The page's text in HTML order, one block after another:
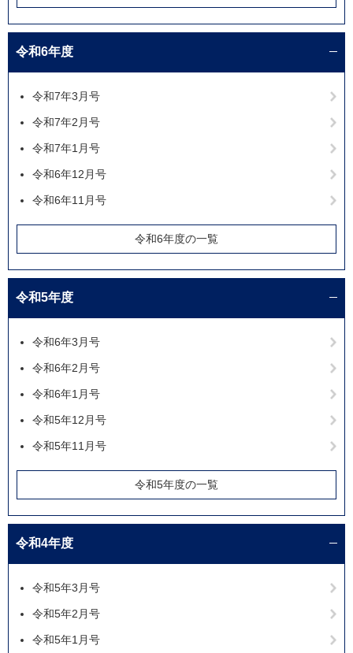
令和6年度
令和7年3月号
令和7年2月号
令和7年1月号
令和6年12月号
令和6年11月号
令和6年度の一覧
令和5年度
令和6年3月号
令和6年2月号
令和6年1月号
令和5年12月号
令和5年11月号
令和5年度の一覧
令和4年度
令和5年3月号
令和5年2月号
令和5年1月号